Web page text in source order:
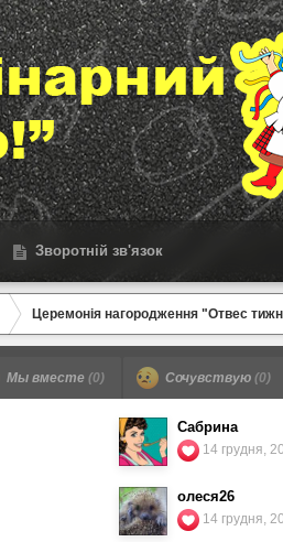
Зворотній зв'язок
Церемонія нагородження "Отвес
Мы вместе (0) Сочувствую (0)
Сабрина
14 грудня,
олеся26
14 грудня,